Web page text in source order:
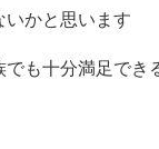
かと思います
でも十分満足でき